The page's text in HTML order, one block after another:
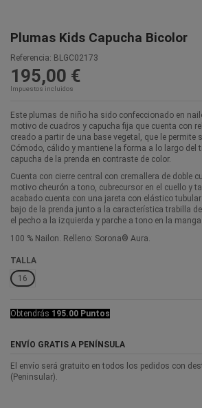
Plumas Kids Capucha Bicolor
Referencia: BLGC02173
195,00 €
Impuestos incluidos
Este plumas de niño ha sido confeccionado en
motivo de cuadros y capucha fija que cuenta con
creado a partir de una base vegetal, que le permite
Cómodo, cálido y mantiene la forma a lo largo del
capucha de la prenda en contraste de color.
Cuenta con cierre central con cremallera de doble
motivo cheurón a tono, cubrecursor en el cuello y
acabado cuenta con una jareta con elástico tubular
bajo de la prenda junto a la característica trabilla
el pecho a la izquierda y parche a tono en la
100 % Nailon. Relleno: Sorona® Aura.
TALLA
16
Obtendrás 195.00 Puntos
ENVÍO GRATIS A PENÍNSULA
El envío será gratuito en todos los pedidos con
(Peninsular).